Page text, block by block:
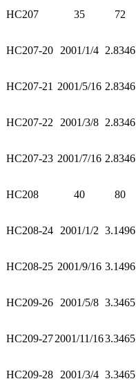
HC207 35 72
HC207-20 2001/1/4 2.8346
HC207-21 2001/5/16 2.8346
HC207-22 2001/3/8 2.8346
HC207-23 2001/7/16 2.8346
HC208 40 80
HC208-24 2001/1/2 3.1496
HC208-25 2001/9/16 3.1496
HC209-26 2001/5/8 3.3465
HC209-272001/11/163.3465
HC209-28 2001/3/4 3.3465